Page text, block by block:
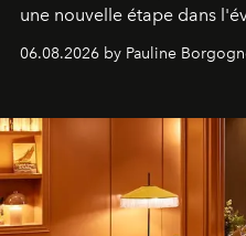
une nouvelle étape dans
06.08.2026 by Pauline